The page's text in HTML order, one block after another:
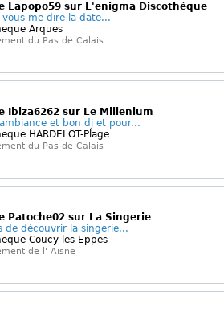
Lapopo59 sur L'enigma Discothéque
vous me dire la date...
Arques
du Pas de Calais
Ibiza6262 sur Le Millenium
et bon dj et pour...
HARDELOT-Plage
du Pas de Calais
Patoche02 sur La Singerie
de découvrir la singerie...
Coucy les Eppes
de l' Aisne